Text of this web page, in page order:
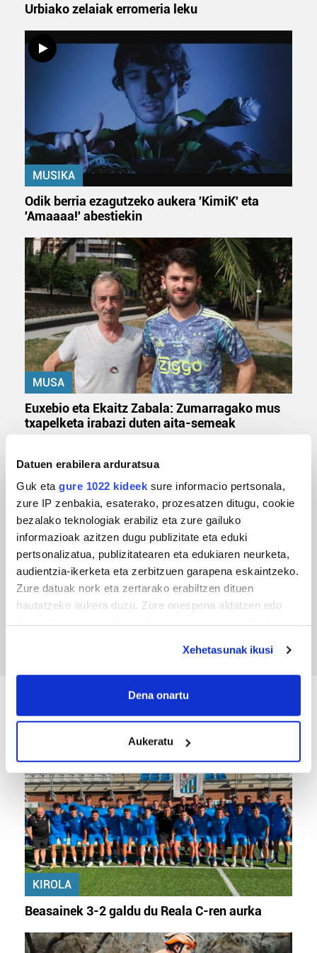
Datuen erabilera arduratsua
Guk eta gure 1022 kideek sure informacio pertsonala,
zure IP zenbakia, esaterako, prozesatzen ditugu, cookie
bezalako teknologiak erabiliz eta zure gailuko
informazioak azitzen dugu publizitate eta eduki
pertsonalizatua, publizitatearen eta edukiaren neurketa,
audientzia-ikerketa eta zerbitzuen garapena eskaintzeko.
Zure datuak nork eta zertarako erabiltzen dituen
hautatzeko aukera duzu. Zure onespena aldatzen edo
If you allow, we would also like to:
Collect information about your geographical
Identify your device by actively scanning it for
specific characteristics (fingerprinting)
Find out more about how your personal data is processed
and set your preferences in thedetails section.
Guk eta gure bazkideek zure datu pertsonalak
prozesatzen ditugu, zure IP zenbakia, besteak beste,
teknologia erabiliz, cookieak adibidez, iragarki eta eduki
pertsonalizatuak eskaintzeko, iragarkiak eta edukia
neurtzeko, jendeari buruzko informazioa biltzeko eta
produktuak garatzeko. Zure datuak nork eta zertarako
erabiltzen dituen hauta dezakezu.
Xehetasunak ikusi
Dena onartu
Aukeratu
Urbiako zelaiak erromeria leku
MUSIKA
Odik berria ezagutzeko aukera 'KimiK' eta
'Amaaaa!' abestiekin
MUSA
Euxebio eta Ekaitz Zabala: Zumarragako mus
txapelketa irabazi duten aita-semeak
TXIRRINDULARITZA
KIROLA
KIROLA
Beasainek 3-2 galdu du Reala C-ren aurka